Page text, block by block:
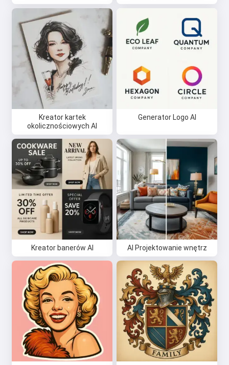
Kreator kartek
okolicznościowych AI
Generator Logo AI
Kreator banerów AI AI Projektowanie wnętrz